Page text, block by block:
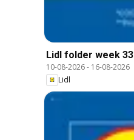
Lidl folder week 33
10-08-2026- 16-08-2026
Lidl